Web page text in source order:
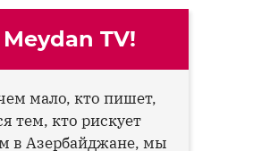
TV!
мало, кто пишет,
тем, кто рискует
в Азербайджане, мы